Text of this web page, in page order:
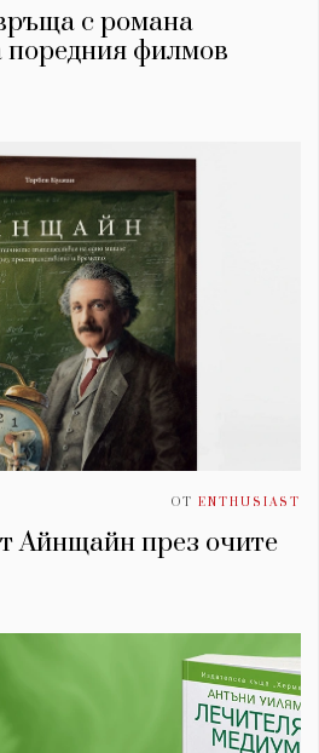
с романа
поредния филмов
ОТ ENTHUSIAST
Айнщайн през очите